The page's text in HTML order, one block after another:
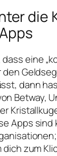
die
eine
den
dann
Betway,
Apps sind
dich zum